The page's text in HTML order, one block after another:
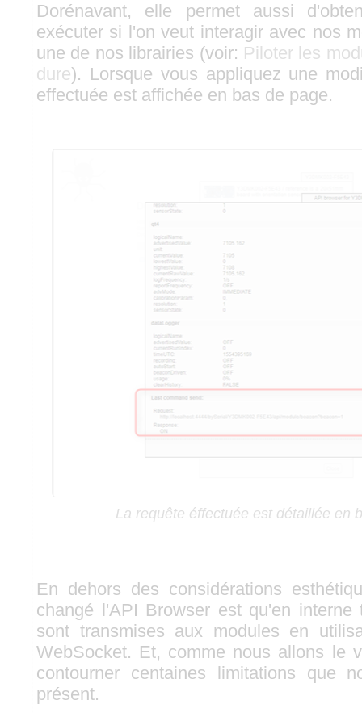
Dorénavant, elle permet aussi
exécuter si l'on veut interagir avec nos
une de nos librairies (voir: Piloter les
dure). Lorsque vous appliquez une
effectuée est affichée en bas de page.
La requête éffectuée est détaillée en
En dehors des considérations
changé l'API Browser est qu'en interne
sont transmises aux modules en
WebSocket. Et, comme nous allons le
contourner centaines limitations que
présent.